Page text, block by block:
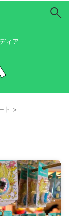
ィア
ト >